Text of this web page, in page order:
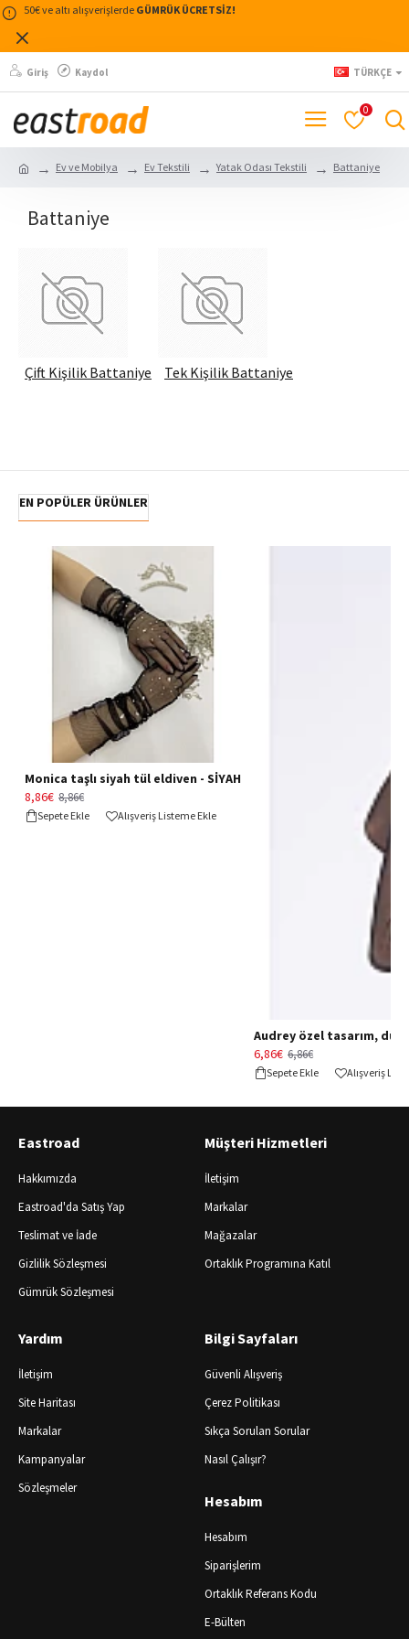
50€ ve altı alışverişlerde GÜMRÜK ÜCRETSİZ!
Giriş Kaydol TÜRKÇE
0
Ev ve Mobilya Ev Tekstili Yatak Odası Tekstili Battaniye
Battaniye
Çift Kişilik Battaniye Tek Kişilik Battaniye
EN POPÜLER ÜRÜNLER
Monica taşlı siyah tül eldiven - SİYAH
8,86€ 8,86€
Sepete Ekle Alışveriş Listeme Ekle
Audrey özel tasarım,
6,86€ 6,86€
Sepete Ekle Alışveriş
Eastroad
Hakkımızda
Eastroad'da Satış Yap
Teslimat ve İade
Gizlilik Sözleşmesi
Gümrük Sözleşmesi
Müşteri Hizmetleri
İletişim
Markalar
Mağazalar
Ortaklık Programına Katıl
Yardım
İletişim
Site Haritası
Markalar
Kampanyalar
Sözleşmeler
Bilgi Sayfaları
Güvenli Alışveriş
Çerez Politikası
Sıkça Sorulan Sorular
Nasıl Çalışır?
Hesabım
Hesabım
Siparişlerim
Ortaklık Referans Kodu
E-Bülten